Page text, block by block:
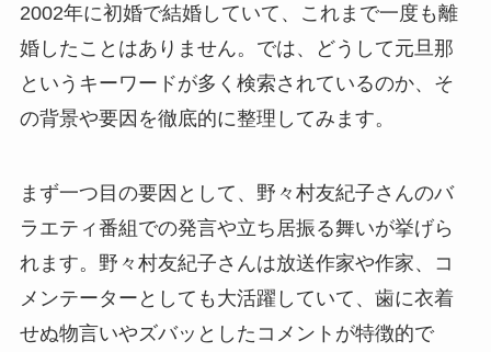
2002年に初婚で結婚していて、これまで一度も離
婚したことはありません。では、どうして元旦那
というキーワードが多く検索されているのか、そ
の背景や要因を徹底的に整理してみます。
まず一つ目の要因として、野々村友紀子さんのバ
ラエティ番組での発言や立ち居振る舞いが挙げら
れます。野々村友紀子さんは放送作家や作家、コ
メンテーターとしても大活躍していて、歯に衣着
せぬ物言いやズバッとしたコメントが特徴的で